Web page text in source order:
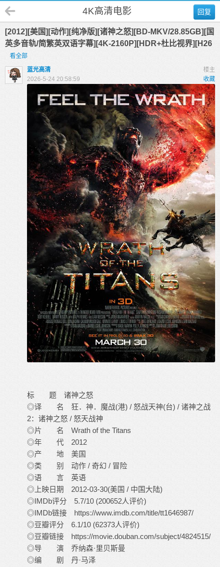
回复
4K高清电影
[2012][美国][动作][纯净版][诸神之怒][BD-MKV/28.85GB][国
英多音轨/简繁英双语字幕][4K-2160P][HDR+杜比视界][H26
看全部
楼主
蓝光高清
收藏
2026-5-24 20:58:59
标 题 诸神之怒
◎译 名 狂．神．魔战(港) / 怒战天神(台) / 诸神之战
2：诸神之怒 / 怒天战神
◎片 名 Wrath of the Titans
◎年 代 2012
◎产 地 美国
◎类 别 动作 / 奇幻 / 冒险
◎语 言 英语
◎上映日期 2012-03-30(美国 / 中国大陆)
◎IMDb评分 5.7/10 (200652人评价)
◎IMDb链接 https://www.imdb.com/title/tt1646987/
◎豆瓣评分 6.1/10 (62373人评价)
◎豆瓣链接 https://movie.douban.com/subject/4824515/
◎导 演 乔纳森·里贝斯曼
◎编 剧 丹·马泽